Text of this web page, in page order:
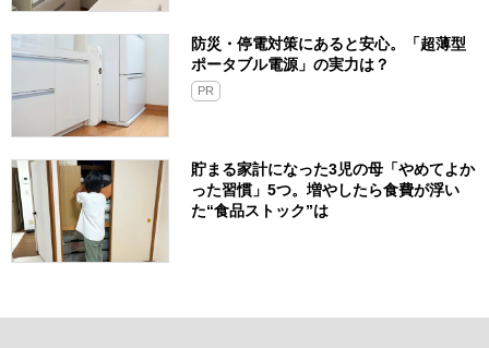
防災・停電対策にあると安心。「超薄型
ポータブル電源」の実力は？​
PR
貯まる家計になった3児の母「やめてよか
った習慣」5つ。増やしたら食費が浮い
た“食品ストック”は